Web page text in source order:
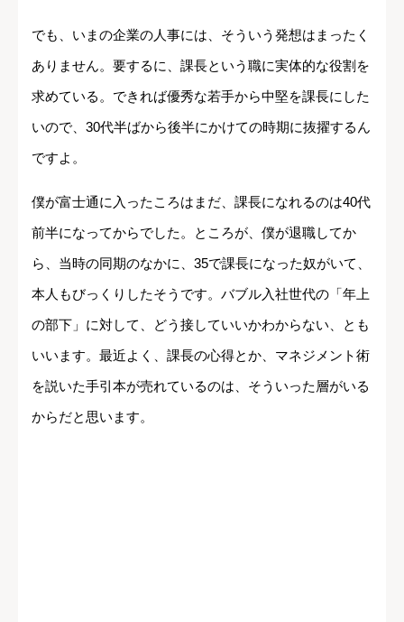
でも、いまの企業の人事には、そういう発想はまったく
ありません。要するに、課長という職に実体的な役割を
求めている。できれば優秀な若手から中堅を課長にした
いので、30代半ばから後半にかけての時期に抜擢するん
ですよ。
僕が富士通に入ったころはまだ、課長になれるのは40代
前半になってからでした。ところが、僕が退職してか
ら、当時の同期のなかに、35で課長になった奴がいて、
本人もびっくりしたそうです。バブル入社世代の「年上
の部下」に対して、どう接していいかわからない、とも
いいます。最近よく、課長の心得とか、マネジメント術
を説いた手引本が売れているのは、そういった層がいる
からだと思います。